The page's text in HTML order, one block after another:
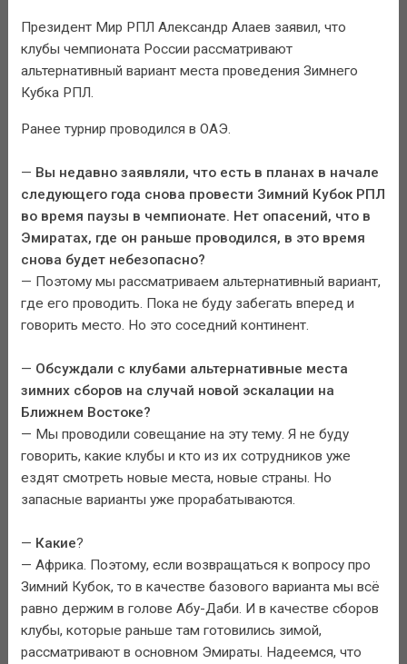
Президент Мир РПЛ Александр Алаев заявил, что
клубы чемпионата России рассматривают
альтернативный вариант места проведения Зимнего
Кубка РПЛ.
Ранее турнир проводился в ОАЭ.
— Вы недавно заявляли, что есть в планах в начале
следующего года снова провести Зимний Кубок РПЛ
во время паузы в чемпионате. Нет опасений, что в
Эмиратах, где он раньше проводился, в это время
снова будет небезопасно?
— Поэтому мы рассматриваем альтернативный вариант,
где его проводить. Пока не буду забегать вперед и
говорить место. Но это соседний континент.
— Обсуждали с клубами альтернативные места
зимних сборов на случай новой эскалации на
Ближнем Востоке?
— Мы проводили совещание на эту тему. Я не буду
говорить, какие клубы и кто из их сотрудников уже
ездят смотреть новые места, новые страны. Но
запасные варианты уже прорабатываются.
— Какие?
— Африка. Поэтому, если возвращаться к вопросу про
Зимний Кубок, то в качестве базового варианта мы всё
равно держим в голове Абу-Даби. И в качестве сборов
клубы, которые раньше там готовились зимой,
рассматривают в основном Эмираты. Надеемся, что